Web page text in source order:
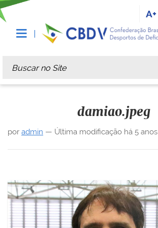
A+
Busca
Busca Avançada…
damiao.jpeg
por admin — Última modificação há 5 anos